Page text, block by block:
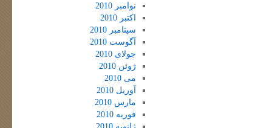
نوامبر 2010
اکتبر 2010
سپتامبر 2010
آگوست 2010
جولای 2010
ژوئن 2010
می 2010
آوریل 2010
مارس 2010
فوریه 2010